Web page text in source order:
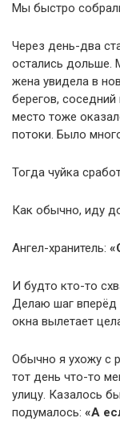
Мы быстро
Через день-два
остались дольше.
жена увидела в
берегов,
место тоже
потоки. Было
Тогда чуйка
Как обычно, иду
Ангел-хранитель:
И будто кто-то
Делаю шаг вперёд
окна вылетает
Обычно я ухожу с
тот день что-то
улицу. Казалось
подумалось: «А